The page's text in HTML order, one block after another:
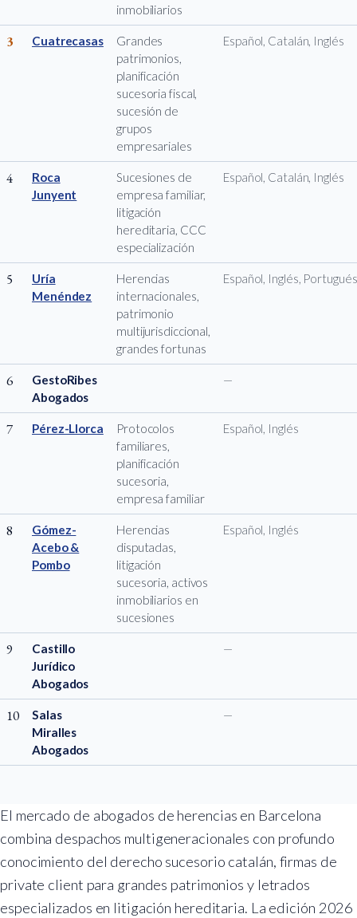
inmobiliarios
3 Cuatrecasas
Grandes
patrimonios,
planificación
sucesoria fiscal,
sucesión de
grupos
empresariales
Español, Catalán, Inglés
4
Roca
Junyent
Sucesiones de
empresa familiar,
litigación
hereditaria, CCC
especialización
Español, Catalán, Inglés
5
Uría
Menéndez
Herencias
internacionales,
patrimonio
multijurisdiccional,
grandes fortunas
Español, Inglés, Portugués
6
GestoRibes
Abogados
—
7 Pérez-Llorca
Protocolos
familiares,
planificación
sucesoria,
empresa familiar
Español, Inglés
8
Gómez-
Acebo &
Pombo
Herencias
disputadas,
litigación
sucesoria, activos
inmobiliarios en
sucesiones
Español, Inglés
9
Castillo
Jurídico
Abogados
—
10
Salas
Miralles
Abogados
—
El mercado de abogados de herencias en Barcelona
combina despachos multigeneracionales con profundo
conocimiento del derecho sucesorio catalán, firmas de
private client para grandes patrimonios y letrados
especializados en litigación hereditaria. La edición 2026